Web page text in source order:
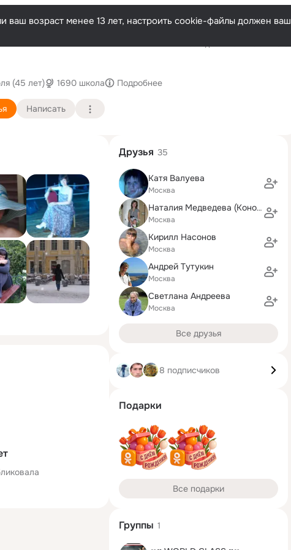
возраст менее 13 лет, настроить cookie-файлы должен ваш
(45 лет) 1690 школа Подробнее
Написать
Друзья 35
Катя Валуева
Москва
Наталия Медведева (Коновалова)
Москва
Кирилл Насонов
Москва
Андрей Тутукин
Москва
Светлана Андреева
Москва
Все друзья
8 подписчиков
Подарки
Все подарки
Группы 1